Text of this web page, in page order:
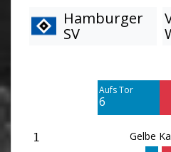
Hamburger
SV
Aufs Tor
6
1 Gelbe